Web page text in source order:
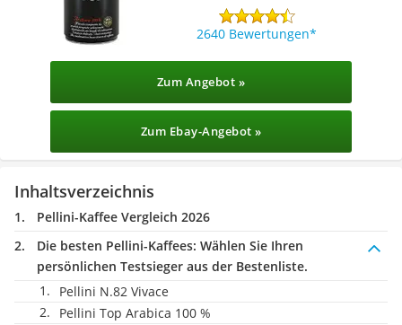
2640 Bewertungen
Zum Angebot »
Zum Ebay-Angebot »
Inhaltsverzeichnis
Pellini-Kaffee Vergleich 2026
Die besten Pellini-Kaffees: Wählen Sie Ihren
persönlichen Testsieger aus der Bestenliste.
Pellini N.82 Vivace
Pellini Top Arabica 100 %